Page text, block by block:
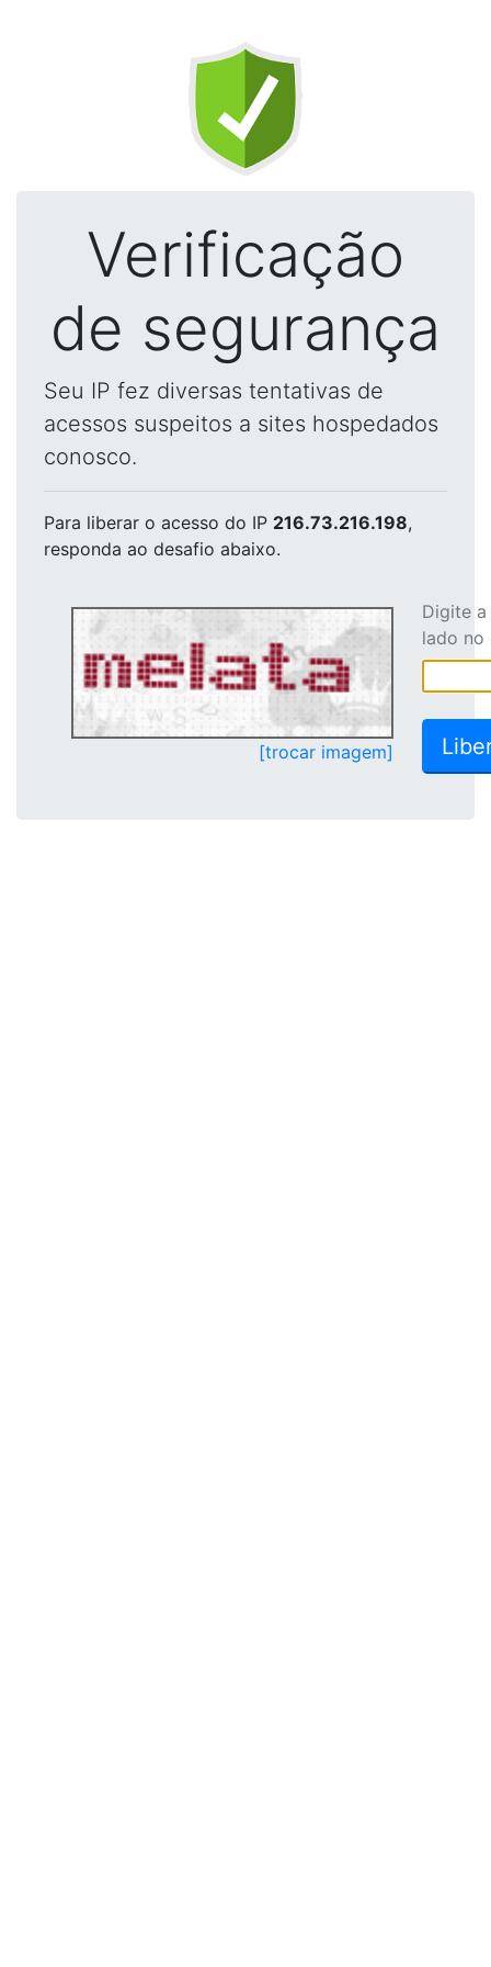
Verificação
de segurança
Seu IP fez diversas tentativas de
acessos suspeitos a sites hospedados
conosco.
Para liberar o acesso do IP 216.73.216.198,
responda ao desafio abaixo.
[trocar imagem]
Digite
lado no